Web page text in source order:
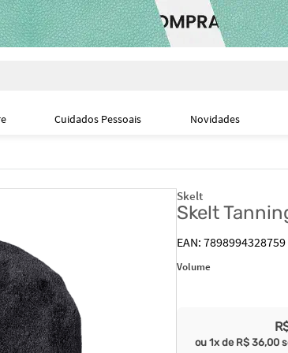
Cuidados Pessoais Novidades
Skelt
Skelt
7898994328759
Volume
ou 1x de R$ 36,00